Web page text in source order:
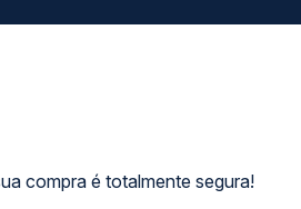
compra é totalmente segura!